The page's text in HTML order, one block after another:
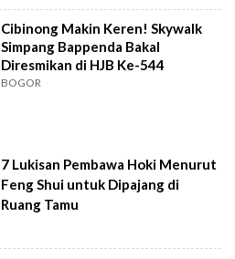
Cibinong Makin Keren! Skywalk
Simpang Bappenda Bakal
Diresmikan di HJB Ke-544
BOGOR
7 Lukisan Pembawa Hoki Menurut
Feng Shui untuk Dipajang di
Ruang Tamu